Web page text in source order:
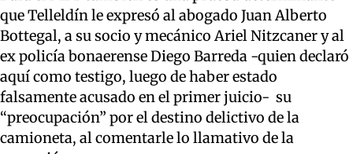
que Telleldín le expresó al abogado Juan Alberto
Bottegal, a su socio y mecánico Ariel Nitzcaner y al
ex policía bonaerense Diego Barreda -quien declaró
aquí como testigo, luego de haber estado
falsamente acusado en el primer juicio- su
“preocupación” por el destino delictivo de la
camioneta, al comentarle lo llamativo de la